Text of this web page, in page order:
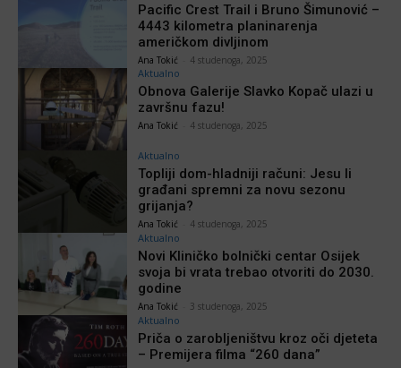
Pacific Crest Trail i Bruno Šimunović –
4443 kilometra planinarenja
američkom divljinom
Ana Tokić 4 studenoga, 2025
Aktualno
Obnova Galerije Slavko Kopač ulazi u
završnu fazu!
Ana Tokić 4 studenoga, 2025
Aktualno
Topliji dom-hladniji računi: Jesu li
građani spremni za novu sezonu
grijanja?
Ana Tokić 4 studenoga, 2025
Aktualno
Novi Kliničko bolnički centar Osijek
svoja bi vrata trebao otvoriti do 2030.
godine
Ana Tokić 3 studenoga, 2025
Aktualno
Priča o zarobljeništvu kroz oči djeteta
– Premijera filma “260 dana”